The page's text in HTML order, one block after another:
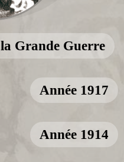
Grande Guerre
Année 1917
Année 1914